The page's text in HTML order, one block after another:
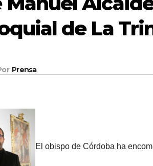
de La
Prensa
El obispo de Córdoba ha